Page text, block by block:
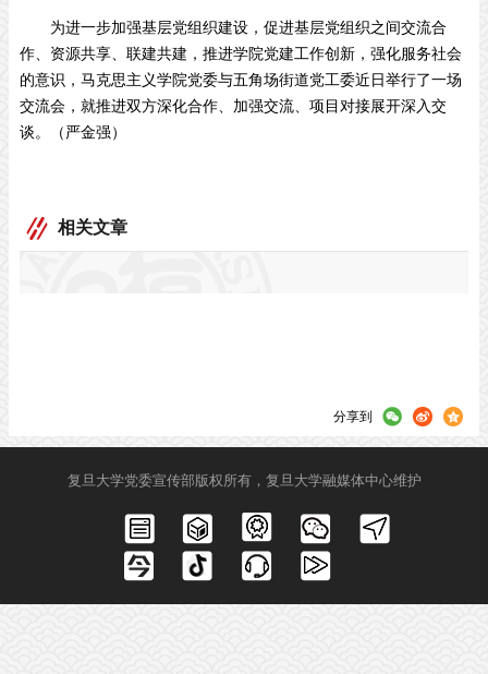
为进一步加强基层党组织建设，促进基层党组织之间交流合
作、资源共享、联建共建，推进学院党建工作创新，强化服务社会
的意识，马克思主义学院党委与五角场街道党工委近日举行了一场
交流会，就推进双方深化合作、加强交流、项目对接展开深入交
谈。（严金强）
相关文章
分享到
复旦大学党委宣传部版权所有，复旦大学融媒体中心维护